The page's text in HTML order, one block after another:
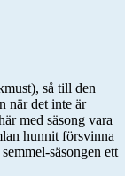
så till den
när det inte är
med säsong vara
hunnit försvinna
säsongen ett